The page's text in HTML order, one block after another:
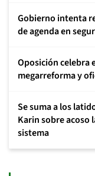
Gobierno intenta
de agenda en
Oposición celebra
megarreforma y
Se suma a los
Karin sobre acoso
sistema